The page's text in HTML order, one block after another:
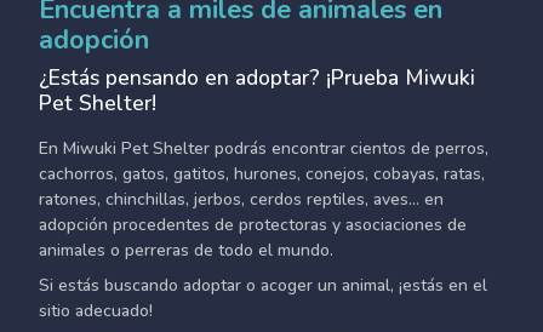
Encuentra a miles de animales en
adopción
¿Estás pensando en adoptar? ¡Prueba Miwuki
Pet Shelter!
En Miwuki Pet Shelter podrás encontrar cientos de perros,
cachorros, gatos, gatitos, hurones, conejos, cobayas, ratas,
ratones, chinchillas, jerbos, cerdos reptiles, aves... en
adopción procedentes de protectoras y asociaciones de
animales o perreras de todo el mundo.
Si estás buscando adoptar o acoger un animal, ¡estás en el
sitio adecuado!